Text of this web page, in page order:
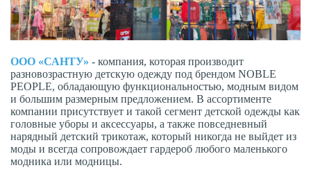
ООО «САНТУ» - компания, которая производит
разновозрастную детскую одежду под брендом NOBLE
PEOPLE, обладающую функциональностью, модным видом
и большим размерным предложением. В ассортименте
компании присутствует и такой сегмент детской одежды как
головные уборы и аксессуары, а также повседневный
нарядный детский трикотаж, который никогда не выйдет из
моды и всегда сопровождает гардероб любого маленького
модника или модницы.